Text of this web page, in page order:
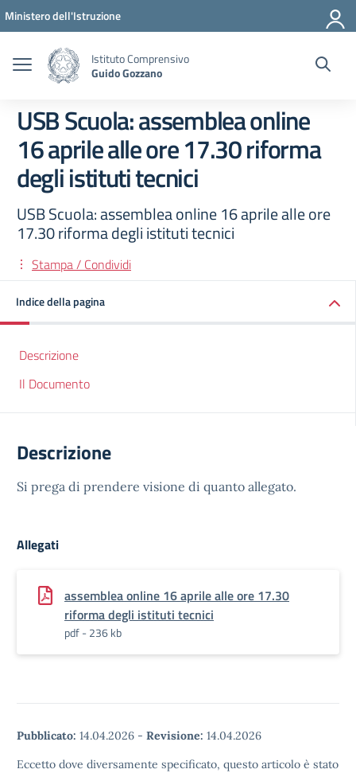
Vai ai contenuti
Vai al menu di navigazione
Vai al footer
Ministero dell'Istruzione
Istituto Comprensivo
Guido Gozzano
USB Scuola: assemblea online
16 aprile alle ore 17.30 riforma
degli istituti tecnici
USB Scuola: assemblea online 16 aprile alle ore
17.30 riforma degli istituti tecnici
Stampa / Condividi
Indice della pagina
Descrizione
Il Documento
Descrizione
Si prega di prendere visione di quanto allegato.
Allegati
assemblea online 16 aprile alle ore 17.30
riforma degli istituti tecnici
pdf - 236 kb
Pubblicato: 14.04.2026 - Revisione: 14.04.2026
Eccetto dove diversamente specificato, questo articolo è stato